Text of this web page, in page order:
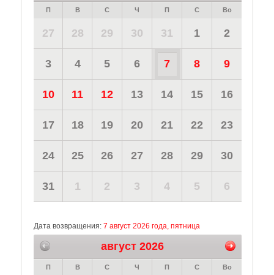
П В С Ч П С Во
27 28 29 30 31 1 2
3 4 5 6 7 8 9
10 11 12 13 14 15 16
17 18 19 20 21 22 23
24 25 26 27 28 29 30
31 1 2 3 4 5 6
Дата возвращения: 7 август 2026 года, пятница
август 2026
П В С Ч П С Во